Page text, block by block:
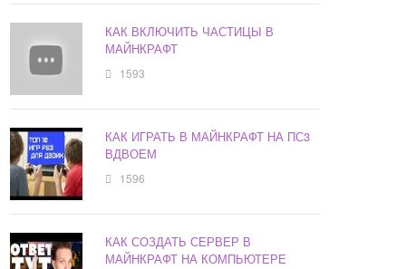
КАК ВКЛЮЧИТЬ ЧАСТИЦЫ В
МАЙНКРАФТ
1593
КАК ИГРАТЬ В МАЙНКРАФТ НА ПС3
ВДВОЕМ
1596
КАК СОЗДАТЬ СЕРВЕР В
МАЙНКРАФТ НА КОМПЬЮТЕРЕ